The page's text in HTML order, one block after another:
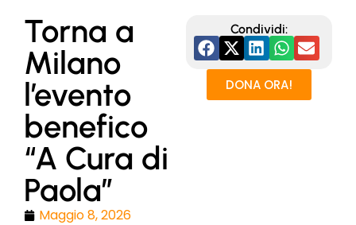
Torna a
Milano
l’evento
benefico
“A Cura di
Paola”
Maggio 8, 2026
Condividi:
DONA ORA!